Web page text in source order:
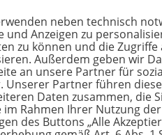
neben technisch
und Anzeigen zu
zu können und die
Außerdem geben wir
an unsere Partner für
Unserer Partner führen
Daten zusammen, die
im Rahmen Ihrer Nutzung
des Buttons „Alle